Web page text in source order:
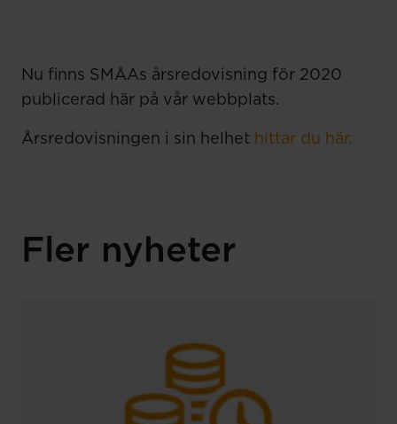
Nu finns SMÅAs årsredovisning för 2020
publicerad här på vår webbplats.
Årsredovisningen i sin helhet hittar du här.
Fler nyheter